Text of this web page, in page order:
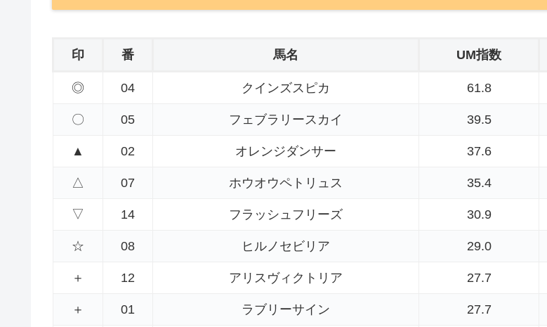
印 番 馬名 UM指数
◎ 04 クインズスピカ 61.8
〇 05 フェブラリースカイ 39.5
▲ 02 オレンジダンサー 37.6
△ 07 ホウオウペトリュス 35.4
▽ 14 フラッシュフリーズ 30.9
☆ 08 ヒルノセビリア 29.0
＋ 12 アリスヴィクトリア 27.7
＋ 01 ラブリーサイン 27.7